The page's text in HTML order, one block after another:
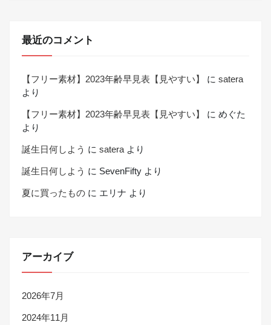
最近のコメント
【フリー素材】2023年齢早見表【見やすい】 に satera
より
【フリー素材】2023年齢早見表【見やすい】 に めぐた
より
誕生日何しよう に satera より
誕生日何しよう に SevenFifty より
夏に買ったもの に エリナ より
アーカイブ
2026年7月
2024年11月